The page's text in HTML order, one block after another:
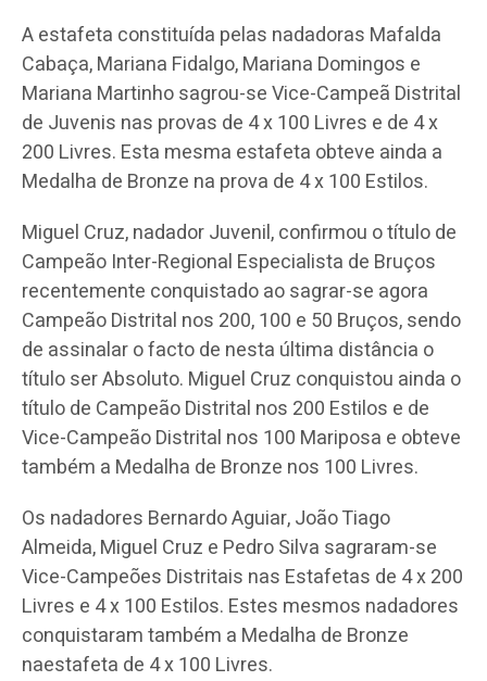
A estafeta constituída pelas nadadoras Mafalda
Cabaça, Mariana Fidalgo, Mariana Domingos e
Mariana Martinho sagrou-se Vice-Campeã Distrital
de Juvenis nas provas de 4 x 100 Livres e de 4 x
200 Livres. Esta mesma estafeta obteve ainda a
Medalha de Bronze na prova de 4 x 100 Estilos.
Miguel Cruz, nadador Juvenil, confirmou o título de
Campeão Inter-Regional Especialista de Bruços
recentemente conquistado ao sagrar-se agora
Campeão Distrital nos 200, 100 e 50 Bruços, sendo
de assinalar o facto de nesta última distância o
título ser Absoluto. Miguel Cruz conquistou ainda o
título de Campeão Distrital nos 200 Estilos e de
Vice-Campeão Distrital nos 100 Mariposa e obteve
também a Medalha de Bronze nos 100 Livres.
Os nadadores Bernardo Aguiar, João Tiago
Almeida, Miguel Cruz e Pedro Silva sagraram-se
Vice-Campeões Distritais nas Estafetas de 4 x 200
Livres e 4 x 100 Estilos. Estes mesmos nadadores
conquistaram também a Medalha de Bronze
naestafeta de 4 x 100 Livres.